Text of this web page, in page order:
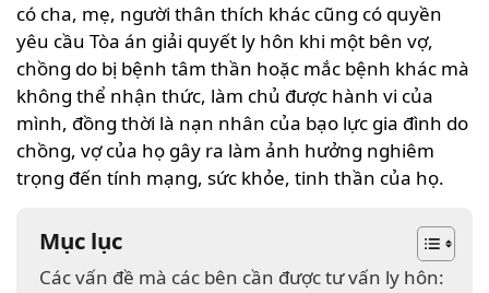
có cha, mẹ, người thân thích khác cũng có quyền
yêu cầu Tòa án giải quyết ly hôn khi một bên vợ,
chồng do bị bệnh tâm thần hoặc mắc bệnh khác mà
không thể nhận thức, làm chủ được hành vi của
mình, đồng thời là nạn nhân của bạo lực gia đình do
chồng, vợ của họ gây ra làm ảnh hưởng nghiêm
trọng đến tính mạng, sức khỏe, tinh thần của họ.
Mục lục
Các vấn đề mà các bên cần được tư vấn ly hôn: